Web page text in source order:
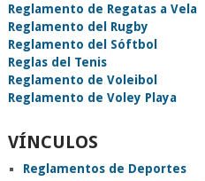
Reglamento de Regatas a Vela
Reglamento del Rugby
Reglamento del Sóftbol
Reglas del Tenis
Reglamento de Voleibol
Reglamento de Voley Playa
VÍNCULOS
Reglamentos de Deportes